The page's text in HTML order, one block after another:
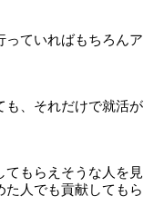
っていればもちろんア
も、それだけで就活が
てもらえそうな人を見
た人でも貢献してもら